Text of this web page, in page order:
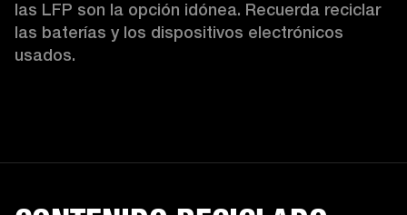
las LFP son la opción idónea. Recuerda reciclar
las baterías y los dispositivos electrónicos
usados.